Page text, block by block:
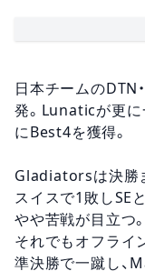
日本チームのDTN
発。Lunaticが更に
にBest4を獲得。
Gladiatorsは決勝
スイスで1敗しSE
やや苦戦が目立つ。
それでもオフライ
準決勝で一蹴し、